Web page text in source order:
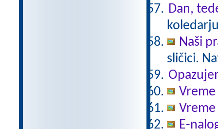
Dan,
Naši
sličici.
E-